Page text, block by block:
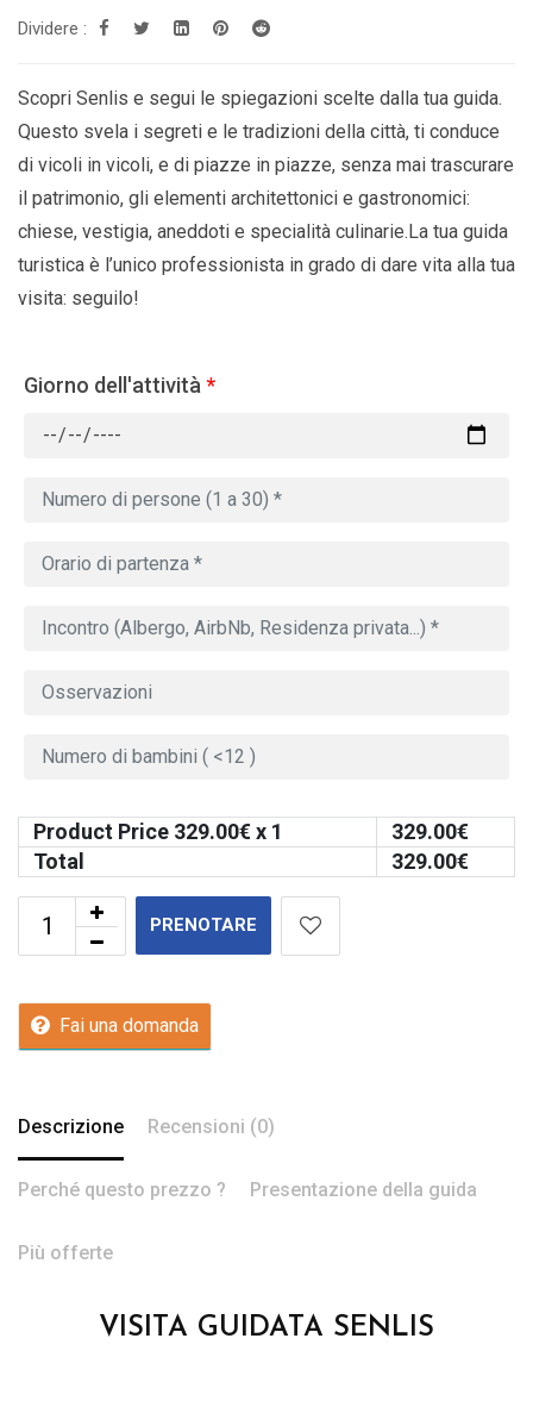
Dividere :
Scopri Senlis e segui le spiegazioni scelte dalla tua guida.
Questo svela i segreti e le tradizioni della città, ti conduce
di vicoli in vicoli, e di piazze in piazze, senza mai trascurare
il patrimonio, gli elementi architettonici e gastronomici:
chiese, vestigia, aneddoti e specialità culinarie.La tua guida
turistica è l’unico professionista in grado di dare vita alla tua
visita: seguilo!
Giorno dell'attività *
Product Price 329.00€ x 1 329.00€
Total
329.00€
PRENOTARE
Fai una domanda
Descrizione Recensioni (0)
Perché questo prezzo ? Presentazione della guida
Più offerte
VISITA GUIDATA SENLIS